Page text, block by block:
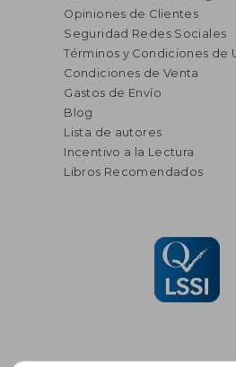
Opiniones de Clientes
Seguridad Redes Sociales
Términos y Condiciones de
Condiciones de Venta
Gastos de Envío
Blog
Lista de autores
Incentivo a la Lectura
Libros Recomendados